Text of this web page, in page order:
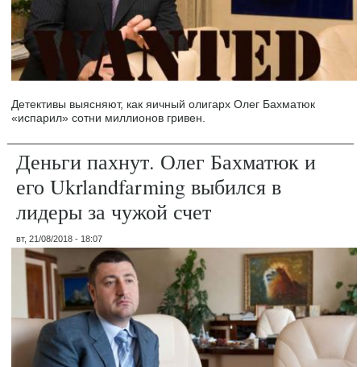
Детективы выясняют, как яичный олигарх Олег Бахматюк
«испарил» сотни миллионов гривен.
Деньги пахнут. Олег Бахматюк и
его Ukrlandfarming выбился в
лидеры за чужой счет
вт, 21/08/2018 - 18:07